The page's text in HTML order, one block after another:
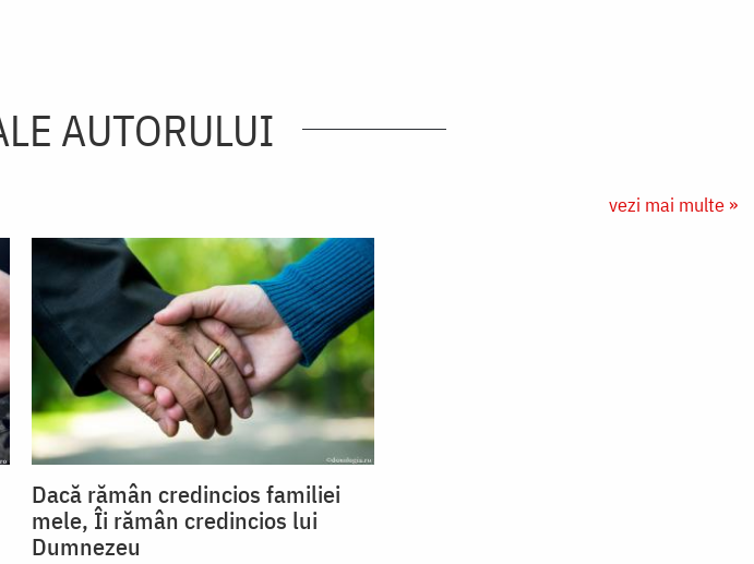
AUTORULUI
vezi mai multe »
Dacă rămân credincios familiei
mele, Îi rămân credincios lui
Dumnezeu